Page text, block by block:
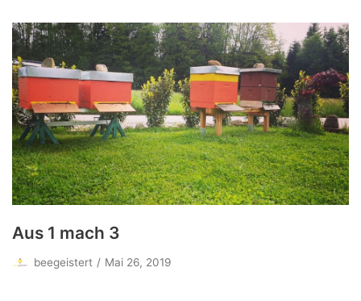
Aus 1 mach 3
beegeistert Mai 26, 2019